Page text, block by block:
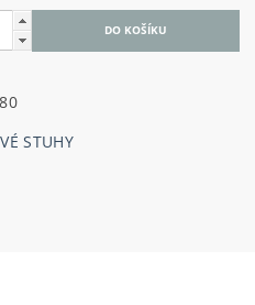
STUHY